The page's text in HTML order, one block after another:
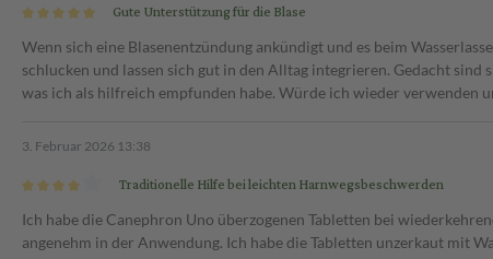
Gute Unterstützung für die Blase
Wenn sich eine Blasenentzündung ankündigt und es beim
schlucken und lassen sich gut in den Alltag integrieren. Gedacht
was ich als hilfreich empfunden habe. Würde ich wieder verwenden
3. Februar 2026 13:38
Traditionelle Hilfe bei leichten Harnwegsbeschwerden
Ich habe die Canephron Uno überzogenen Tabletten bei
angenehm in der Anwendung. Ich habe die Tabletten unzerkaut mit